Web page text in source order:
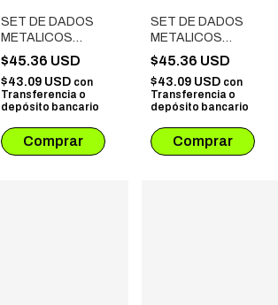
SET DE DADOS
METALICOS
SPINNER CON
ESTUCHE SIMIL
CUERO # 03
BORDO
$45.36 USD
$43.09 USD con
Transferencia o
depósito bancario
SET DE DADOS
METALICOS
SPINNER CON
ESTUCHE SIMIL
CUERO # 09
COBRE
$45.36 USD
$43.09 USD con
Transferencia o
depósito bancario